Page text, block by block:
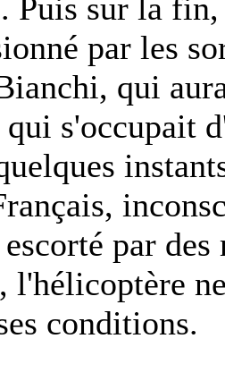
Puis sur la
par les
qui
qui s'occupait
par
l'hélicoptère
conditions.